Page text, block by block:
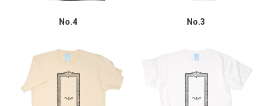
No.4 No.3